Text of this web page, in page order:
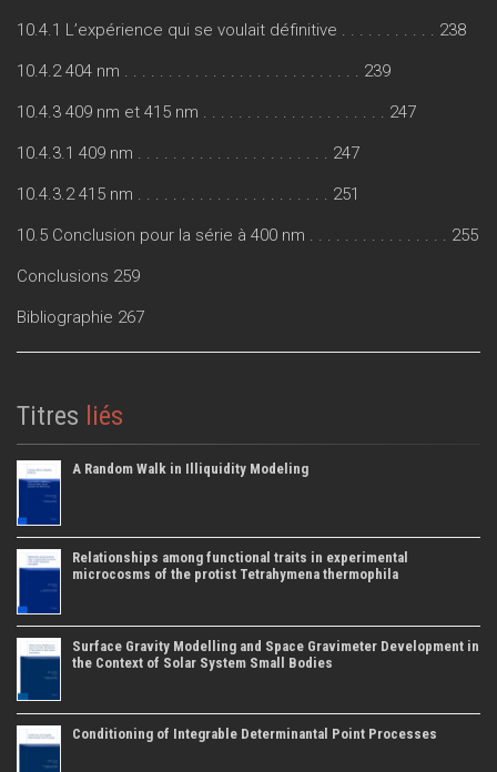
10.4.1 L’expérience qui se voulait définitive . . . . . . . . . . . 238
10.4.2 404 nm . . . . . . . . . . . . . . . . . . . . . . . . . . . 239
10.4.3 409 nm et 415 nm . . . . . . . . . . . . . . . . . . . . . 247
10.4.3.1 409 nm . . . . . . . . . . . . . . . . . . . . . . 247
10.4.3.2 415 nm . . . . . . . . . . . . . . . . . . . . . . 251
10.5 Conclusion pour la série à 400 nm . . . . . . . . . . . . . . . . 255
Conclusions 259
Bibliographie 267
Titres liés
A Random Walk in Illiquidity Modeling
Relationships among functional traits in experimental
microcosms of the protist Tetrahymena thermophila
Surface Gravity Modelling and Space Gravimeter Development in
the Context of Solar System Small Bodies
Conditioning of Integrable Determinantal Point Processes